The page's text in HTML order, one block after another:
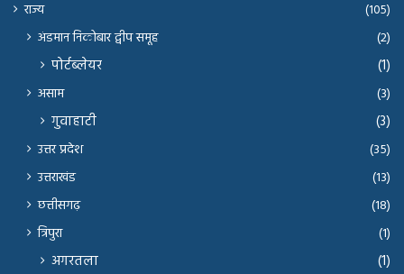
राज्य
(105)
अंडमान निकोबार द्वीप समूह (2)
पोर्टब्लेयर (1)
असाम (3)
गुवाहाटी (3)
उत्तर प्रदेश
(35)
उत्तराखंड
(13)
छत्तीसगढ़
(18)
त्रिपुरा
(1)
अगरतला (1)